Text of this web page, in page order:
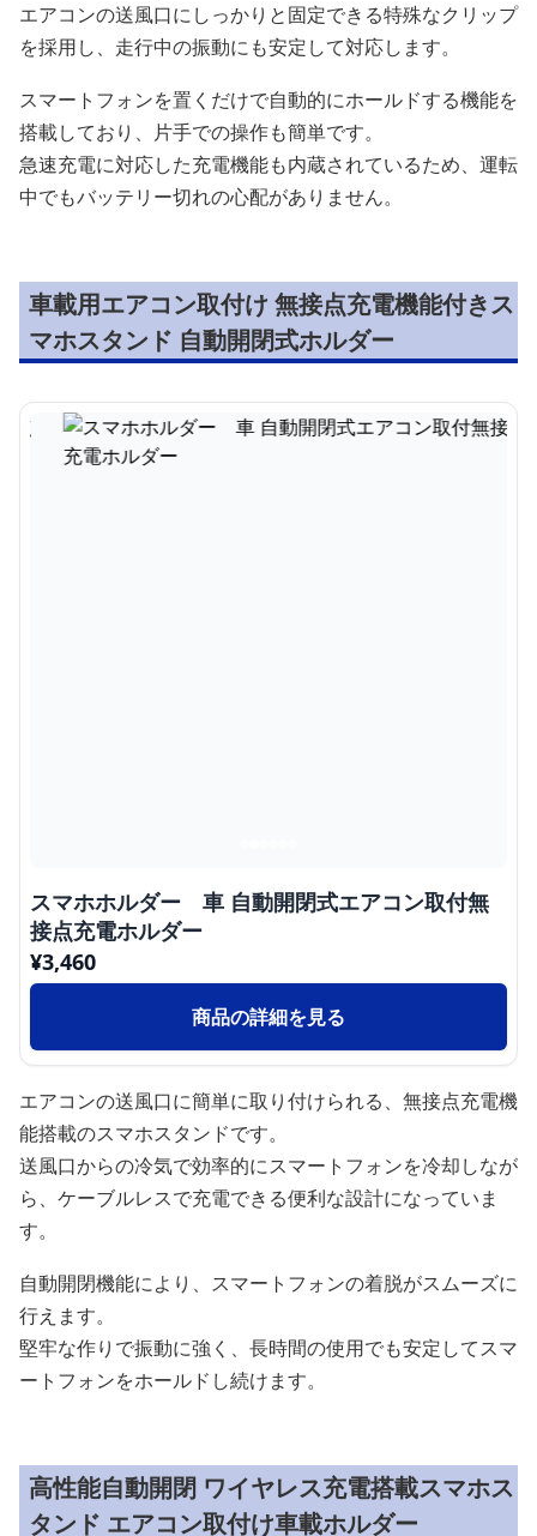
エアコンの送風口にしっかりと固定できる特殊なクリップ
を採用し、走行中の振動にも安定して対応します。
スマートフォンを置くだけで自動的にホールドする機能を
搭載しており、片手での操作も簡単です。
急速充電に対応した充電機能も内蔵されているため、運転
中でもバッテリー切れの心配がありません。
車載用エアコン取付け 無接点充電機能付きス
マホスタンド 自動開閉式ホルダー
スマホホルダー 車 自動開閉式エアコン取付無
接点充電ホルダー
¥3,460
商品の詳細を見る
エアコンの送風口に簡単に取り付けられる、無接点充電機
能搭載のスマホスタンドです。
送風口からの冷気で効率的にスマートフォンを冷却しなが
ら、ケーブルレスで充電できる便利な設計になっていま
す。
自動開閉機能により、スマートフォンの着脱がスムーズに
行えます。
堅牢な作りで振動に強く、長時間の使用でも安定してスマ
ートフォンをホールドし続けます。
高性能自動開閉 ワイヤレス充電搭載スマホス
タンド エアコン取付け車載ホルダー